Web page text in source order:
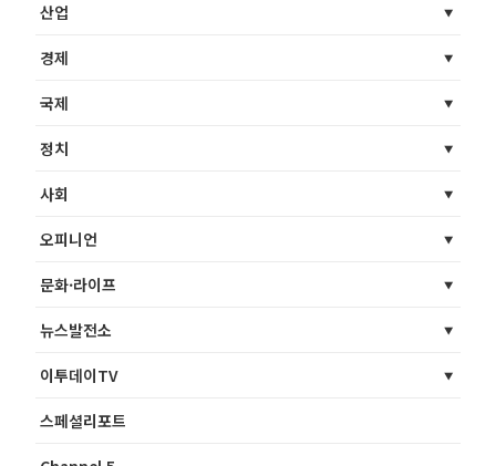
산업
경제
국제
정치
사회
오피니언
문화·라이프
뉴스발전소
이투데이TV
스페셜리포트